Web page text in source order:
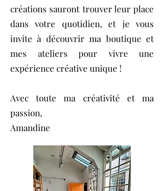
créations sauront trouver leur place
dans votre quotidien, et je vous
invite à découvrir ma boutique et
mes ateliers pour vivre une
expérience créative unique !
Avec toute ma créativité et ma
passion,
Amandine